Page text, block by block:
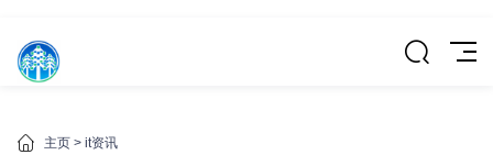
主页 > it资讯